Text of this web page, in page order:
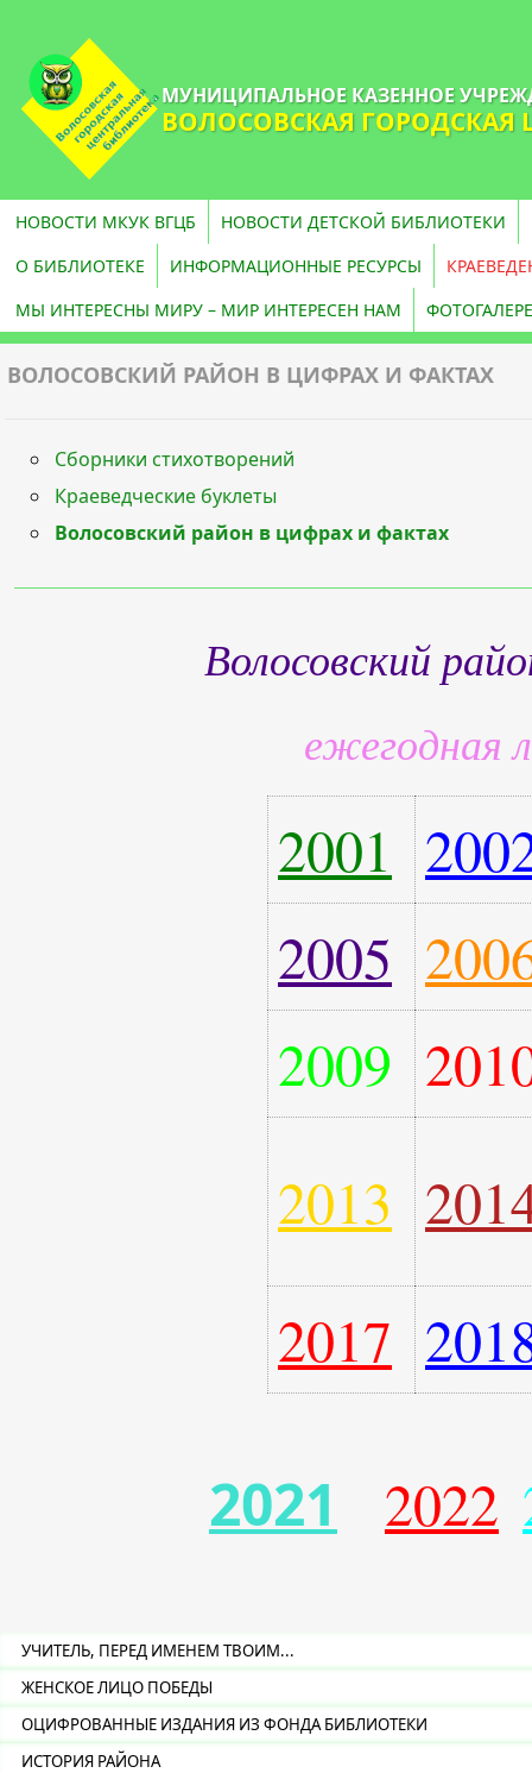
МУНИЦИПАЛЬНОЕ КАЗЕННОЕ
ВОЛОСОВСКАЯ ГОРОДСКАЯ
НОВОСТИ МКУК ВГЦБ НОВОСТИ ДЕТСКОЙ БИБЛИОТЕКИ
О БИБЛИОТЕКЕ
ИНФОРМАЦИОННЫЕ РЕСУРСЫ
МЫ ИНТЕРЕСНЫ МИРУ – МИР ИНТЕРЕСЕН НАМ
ВОЛОСОВСКИЙ РАЙОН В ЦИФРАХ И ФАКТАХ
Сборники стихотворений
Краеведческие буклеты
Волосовский район в цифрах и фактах
Волосовский
ежегодная
2001
2005
2009
2013
2017
2021 2022
УЧИТЕЛЬ, ПЕРЕД ИМЕНЕМ ТВОИМ...
ЖЕНСКОЕ ЛИЦО ПОБЕДЫ
ОЦИФРОВАННЫЕ ИЗДАНИЯ ИЗ ФОНДА БИБЛИОТЕКИ
ИСТОРИЯ РАЙОНА